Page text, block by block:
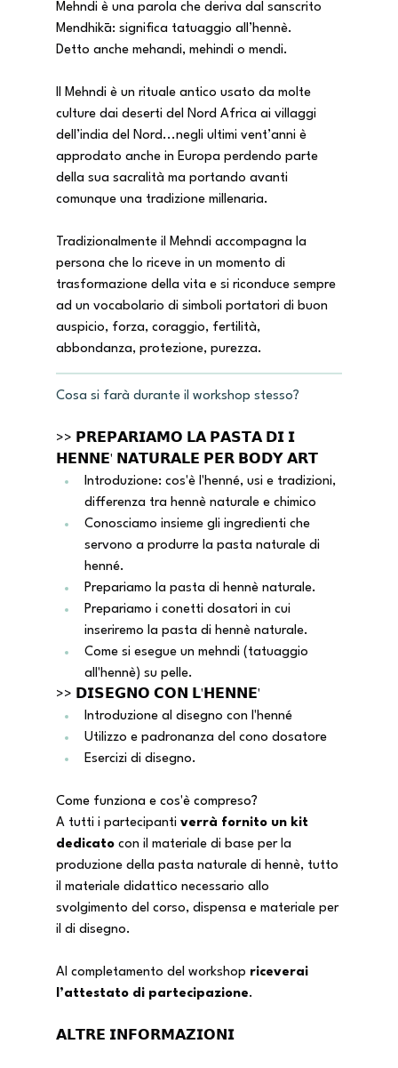
Mehndi è una parola che deriva dal sanscrito
Mendhikā: significa tatuaggio all’hennè.
Detto anche mehandi, mehindi o mendi.
Il Mehndi è un rituale antico usato da molte
culture dai deserti del Nord Africa ai villaggi
dell’india del Nord...negli ultimi vent’anni è
approdato anche in Europa perdendo parte
della sua sacralità ma portando avanti
comunque una tradizione millenaria.
Tradizionalmente il Mehndi accompagna la
persona che lo riceve in un momento di
trasformazione della vita e si riconduce sempre
ad un vocabolario di simboli portatori di buon
auspicio, forza, coraggio, fertilità,
abbondanza, protezione, purezza.
Cosa si farà durante il workshop stesso?
>> 𝗣𝗥𝗘𝗣𝗔𝗥𝗜𝗔𝗠𝗢 𝗟𝗔 𝗣𝗔𝗦𝗧𝗔 𝗗𝗜 𝗜
𝗛𝗘𝗡𝗡𝗘' 𝗡𝗔𝗧𝗨𝗥𝗔𝗟𝗘 𝗣𝗘𝗥 𝗕𝗢𝗗𝗬 𝗔𝗥𝗧
Introduzione: cos'è l'henné, usi e tradizioni,
differenza tra hennè naturale e chimico
Conosciamo insieme gli ingredienti che
servono a produrre la pasta naturale di
henné.
Prepariamo la pasta di hennè naturale.
Prepariamo i conetti dosatori in cui
inseriremo la pasta di hennè naturale.
Come si esegue un mehndi (tatuaggio
all'hennè) su pelle.
>> 𝗗𝗜𝗦𝗘𝗚𝗡𝗢 𝗖𝗢𝗡 𝗟'𝗛𝗘𝗡𝗡𝗘'
Introduzione al disegno con l'henné
Utilizzo e padronanza del cono dosatore
Esercizi di disegno.
Come funziona e cos'è compreso?
A tutti i partecipanti verrà fornito un kit
dedicato con il materiale di base per la
produzione della pasta naturale di hennè, tutto
il materiale didattico necessario allo
svolgimento del corso, dispensa e materiale per
il di disegno.
Al completamento del workshop riceverai
l’attestato di partecipazione.
𝗔𝗟𝗧𝗥𝗘 𝗜𝗡𝗙𝗢𝗥𝗠𝗔𝗭𝗜𝗢𝗡𝗜